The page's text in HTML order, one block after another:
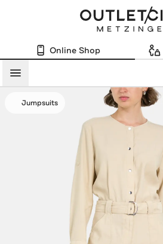
Online Shop
Menü
Jumpsuits